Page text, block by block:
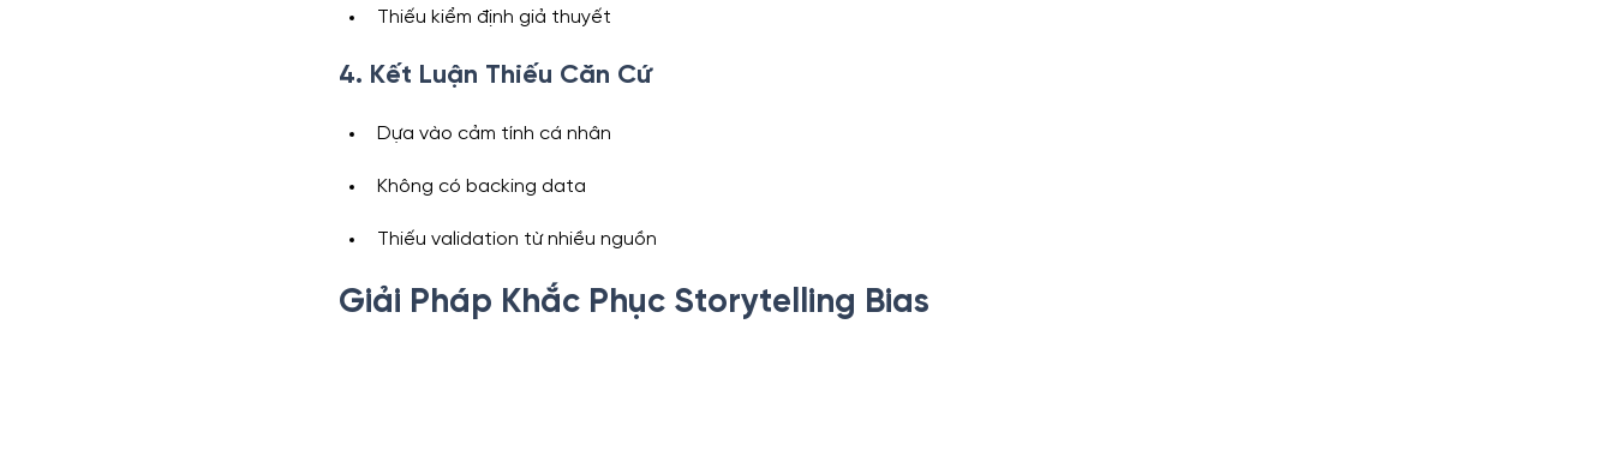
Thiếu kiểm định giả thuyết
4. Kết Luận Thiếu Căn Cứ
Dựa vào cảm tính cá nhân
Không có backing data
Thiếu validation từ nhiều nguồn
Giải Pháp Khắc Phục Storytelling Bias